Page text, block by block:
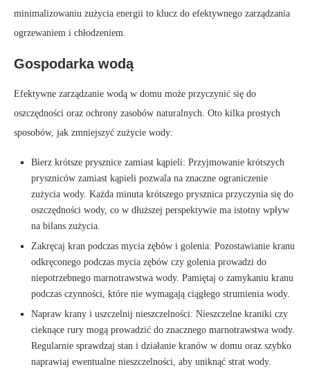
minimalizowaniu zużycia energii to klucz do efektywnego zarządzania
ogrzewaniem i chłodzeniem.
Gospodarka wodą
Efektywne zarządzanie wodą w domu może przyczynić się do
oszczędności oraz ochrony zasobów naturalnych. Oto kilka prostych
sposobów, jak zmniejszyć zużycie wody:
Bierz krótsze prysznice zamiast kąpieli: Przyjmowanie krótszych
pryszniców zamiast kąpieli pozwala na znaczne ograniczenie
zużycia wody. Każda minuta krótszego prysznica przyczynia się do
oszczędności wody, co w dłuższej perspektywie ma istotny wpływ
na bilans zużycia.
Zakręcaj kran podczas mycia zębów i golenia: Pozostawianie kranu
odkręconego podczas mycia zębów czy golenia prowadzi do
niepotrzebnego marnotrawstwa wody. Pamiętaj o zamykaniu kranu
podczas czynności, które nie wymagają ciągłego strumienia wody.
Napraw krany i uszczelnij nieszczelności: Nieszczelne kraniki czy
cieknące rury mogą prowadzić do znacznego marnotrawstwa wody.
Regularnie sprawdzaj stan i działanie kranów w domu oraz szybko
naprawiaj ewentualne nieszczelności, aby uniknąć strat wody.